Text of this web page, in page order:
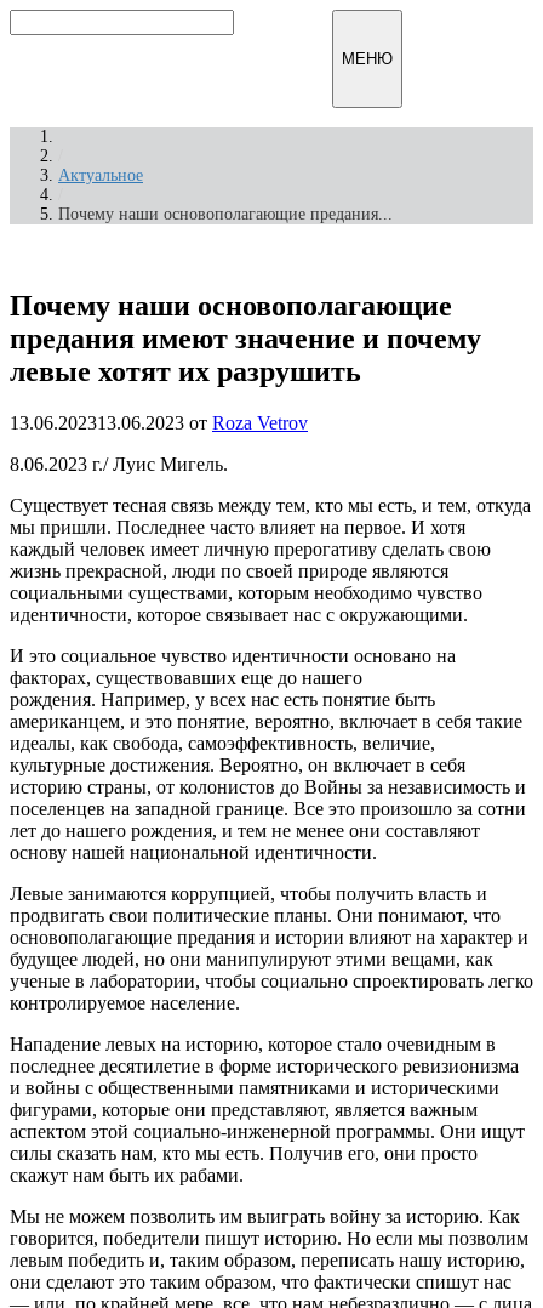
к
МЕНЮ
Актуальное
Почему наши основополагающие предания...
Почему наши основополагающие
предания имеют значение и почему
левые хотят их разрушить
13.06.202313.06.2023 от Roza Vetrov
8.06.2023 г./ Луис Мигель.
Существует тесная связь между тем, кто мы есть, и тем, откуда
мы пришли. Последнее часто влияет на первое. И хотя
каждый человек имеет личную прерогативу сделать свою
жизнь прекрасной, люди по своей природе являются
социальными существами, которым необходимо чувство
идентичности, которое связывает нас с окружающими.
И это социальное чувство идентичности основано на
факторах, существовавших еще до нашего
рождения. Например, у всех нас есть понятие быть
американцем, и это понятие, вероятно, включает в себя такие
идеалы, как свобода, самоэффективность, величие,
культурные достижения. Вероятно, он включает в себя
историю страны, от колонистов до Войны за независимость и
поселенцев на западной границе. Все это произошло за сотни
лет до нашего рождения, и тем не менее они составляют
основу нашей национальной идентичности.
Левые занимаются коррупцией, чтобы получить власть и
продвигать свои политические планы. Они понимают, что
основополагающие предания и истории влияют на характер и
будущее людей, но они манипулируют этими вещами, как
ученые в лаборатории, чтобы социально спроектировать легко
контролируемое население.
Нападение левых на историю, которое стало очевидным в
последнее десятилетие в форме исторического ревизионизма
и войны с общественными памятниками и историческими
фигурами, которые они представляют, является важным
аспектом этой социально-инженерной программы. Они ищут
силы сказать нам, кто мы есть. Получив его, они просто
скажут нам быть их рабами.
Мы не можем позволить им выиграть войну за историю. Как
говорится, победители пишут историю. Но если мы позволим
левым победить и, таким образом, переписать нашу историю,
они сделают это таким образом, что фактически спишут нас
— или, по крайней мере, все, что нам небезразлично — с лица